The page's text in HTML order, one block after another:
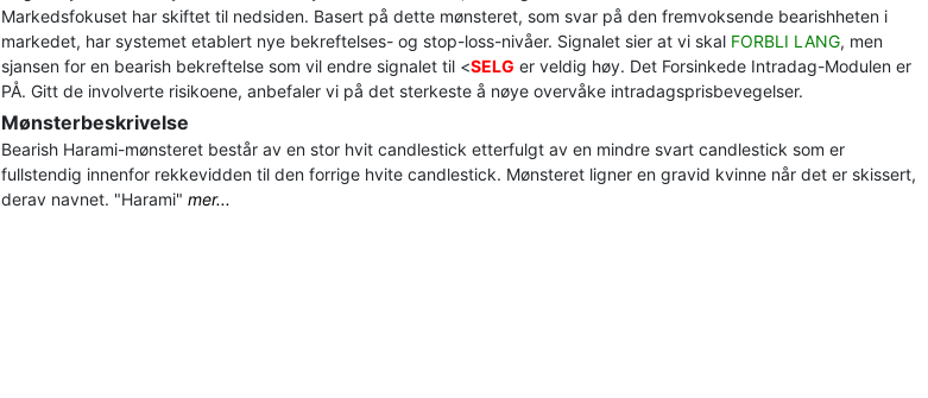
Markedsfokuset har skiftet til nedsiden. Basert på dette mønsteret, som svar på den fremvoksende bearishheten i
markedet, har systemet etablert nye bekreftelses- og stop-loss-nivåer. Signalet sier at vi skal FORBLI LANG, men
sjansen for en bearish bekreftelse som vil endre signalet til <SELG er veldig høy. Det Forsinkede Intradag-Modulen er
PÅ. Gitt de involverte risikoene, anbefaler vi på det sterkeste å nøye overvåke intradagsprisbevegelser.
Mønsterbeskrivelse
Bearish Harami-mønsteret består av en stor hvit candlestick etterfulgt av en mindre svart candlestick som er
fullstendig innenfor rekkevidden til den forrige hvite candlestick. Mønsteret ligner en gravid kvinne når det er skissert,
derav navnet. "Harami" mer...